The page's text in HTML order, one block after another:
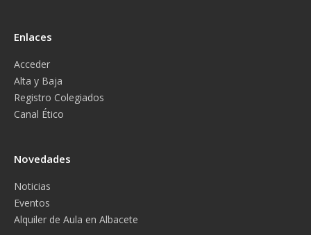
Enlaces
Acceder
Alta y Baja
Registro Colegiados
Canal Ético
Novedades
Noticias
Eventos
Alquiler de Aula en Albacete